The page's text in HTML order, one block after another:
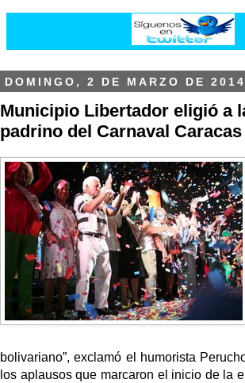
DOMINGO, 2 DE MARZO DE 2014
Municipio Libertador eligió a
padrino del Carnaval Caracas
bolivariano”, exclamó el humorista
los aplausos que marcaron el inicio de la